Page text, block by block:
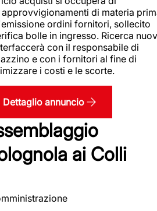
di materia
ordini fornitori, sollecito
bolle in ingresso. Ricerca
con il responsabile di
e con i fornitori al fine di
i costi e le scorte.
Dettaglio annuncio
ai Colli